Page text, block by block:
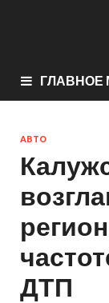
АВТО
ДТП